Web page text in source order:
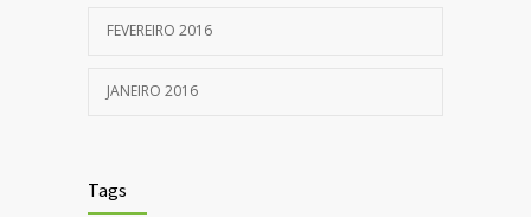
FEVEREIRO 2016
JANEIRO 2016
Tags